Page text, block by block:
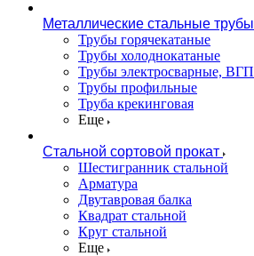
Металлические стальные трубы
Трубы горячекатаные
Трубы холоднокатаные
Трубы электросварные, ВГП
Трубы профильные
Труба крекинговая
Еще
Стальной сортовой прокат
Шестигранник стальной
Арматура
Двутавровая балка
Квадрат стальной
Круг стальной
Еще